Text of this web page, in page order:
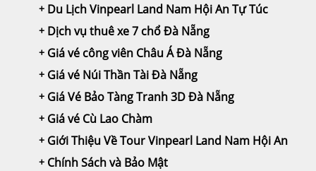
Du Lịch Vinpearl Land Nam Hội An Tự Túc
Dịch vụ thuê xe 7 chổ Đà Nẵng
Giá vé công viên Châu Á Đà Nẵng
Giá vé Núi Thần Tài Đà Nẵng
Giá Vé Bảo Tàng Tranh 3D Đà Nẵng
Giá vé Cù Lao Chàm
Giới Thiệu Về Tour Vinpearl Land Nam Hội An
Chính Sách và Bảo Mật